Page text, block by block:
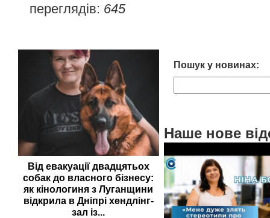
переглядів: 645
Від евакуації двадцятьох
собак до власного бізнесу:
як кінологиня з Луганщини
відкрила в Дніпрі хендлінг-
зал із...
Пошук у новинах:
Наше нове